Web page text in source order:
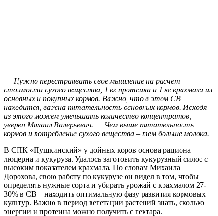
— Нужно перестраивать свое мышление на расчет
стоимости сухого вещества, 1 кг протеина и 1 кг крахмала из
основных и покупных кормов. Важно, что в этом СВ
находится, важна питательность основных кормов. Исходя
из этого можем уменьшать количество концентратов, —
уверен Михаил Валерьевич. — Чем выше питательность
кормов и потребление сухого вещества – тем больше молока.
В СПК «Пушкинский» у дойных коров основа рациона –
люцерна и кукуруза. Удалось заготовить кукурузный силос с
высоким показателем крахмала. По словам Михаила
Дорохова, свою работу по кукурузе он видел в том, чтобы
определять нужные сорта и убирать урожай с крахмалом 27-
30% в СВ – находить оптимальную фазу развития кормовых
культур. Важно в период вегетации растений знать, сколько
энергии и протеина можно получить с гектара.